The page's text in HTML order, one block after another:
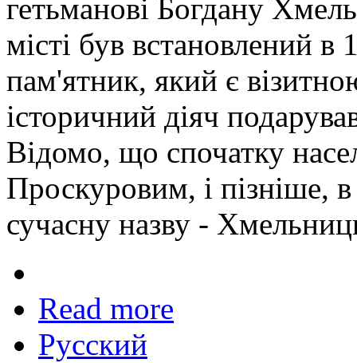
гетьманові Богдану
місті був встановлений
пам'ятник, який є
історичний діяч
Відомо, що спочатку
Проскуровим, і пізніше,
сучасну назву -
Read more
Русский